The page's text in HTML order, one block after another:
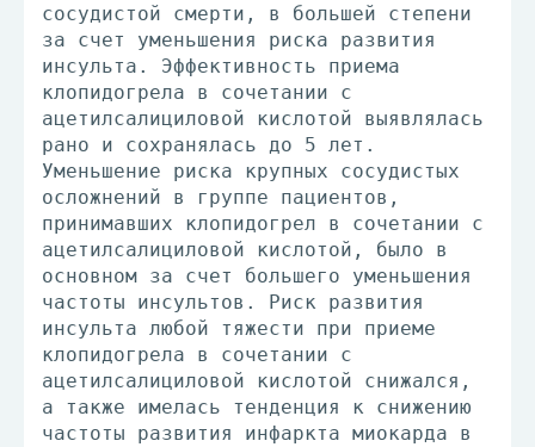
сосудистой смерти, в большей степени
за счет уменьшения риска развития
инсульта. Эффективность приема
клопидогрела в сочетании с
ацетилсалициловой кислотой выявлялась
рано и сохранялась до 5 лет.
Уменьшение риска крупных сосудистых
осложнений в группе пациентов,
принимавших клопидогрел в сочетании с
ацетилсалициловой кислотой, было в
основном за счет большего уменьшения
частоты инсультов. Риск развития
инсульта любой тяжести при приеме
клопидогрела в сочетании с
ацетилсалициловой кислотой снижался,
а также имелась тенденция к снижению
частоты развития инфаркта миокарда в